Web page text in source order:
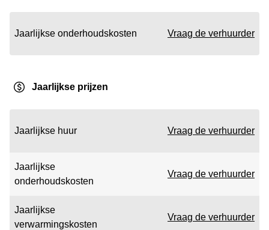
Jaarlijkse onderhoudskosten Vraag de verhuurder
Jaarlijkse prijzen
Jaarlijkse huur Vraag de verhuurder
Jaarlijkse
onderhoudskosten
Vraag de verhuurder
Jaarlijkse
verwarmingskosten
Vraag de verhuurder